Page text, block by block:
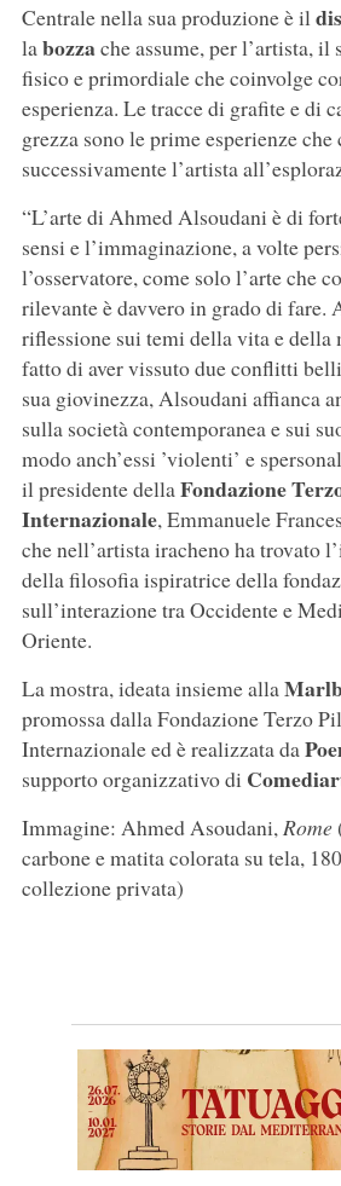
Centrale nella sua produzione è il
labozzache assume, per l’artista,
fisico e primordiale che coinvolge
esperienza. Le tracce di grafite e di
grezza sono le prime esperienze
successivamente l’artista
“L’arte di Ahmed Alsoudani è di
sensi e l’immaginazione, a volte
l’osservatore, come solo l’arte che
rilevante è davvero in grado di fare.
riflessione sui temi della vita e della
fatto di aver vissuto due conflitti
sua giovinezza, Alsoudani affianca
sulla società contemporanea e sui
modo anch’essi ’violenti’ e
il presidente dellaFondazione
Internazionale, Emmanuele
che nell’artista iracheno ha trovato
della filosofia ispiratrice della
sull’interazione tra Occidente e
Oriente.
La mostra, ideata insieme alla
promossa dalla Fondazione Terzo
Internazionale ed è realizzata da
supporto organizzativo di
Immagine: Ahmed Asoudani,Rome
carbone e matita colorata su tela,
collezione privata)